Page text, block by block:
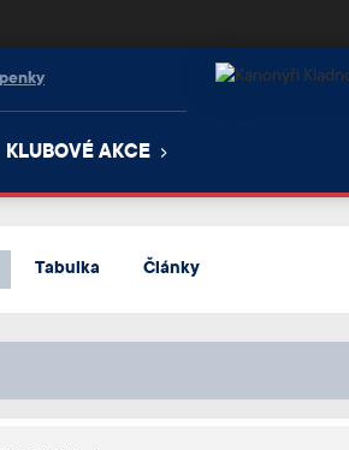
KLUBOVÉ AKCE
Tabulka Články